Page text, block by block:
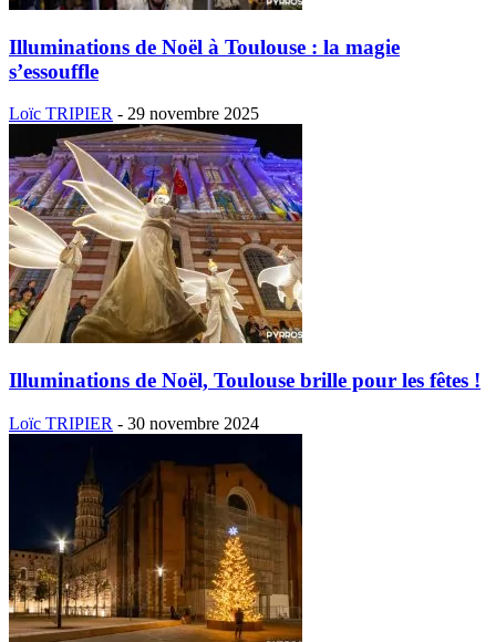
Illuminations de Noël à Toulouse : la magie
s’essouffle
Loïc TRIPIER - 29 novembre 2025
Illuminations de Noël, Toulouse brille pour les fêtes !
Loïc TRIPIER - 30 novembre 2024